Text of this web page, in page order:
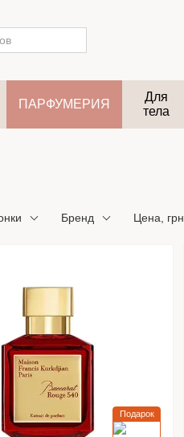
ПАРФУМЕРИЯ
Для
тела
Бренд Цена, грн
Подарок